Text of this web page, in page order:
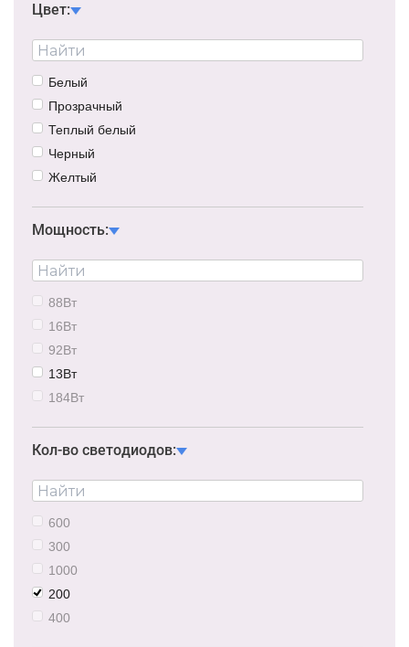
Цвет:
Белый
Прозрачный
Теплый белый
Черный
Желтый
Красный
Черный/прозрачный
Розовый
Белый/черный
Мультицвет
Сине-белый
Мощность:
88Вт
16Вт
92Вт
13Вт
184Вт
66Вт
Кол-во светодиодов:
600
300
1000
200
400